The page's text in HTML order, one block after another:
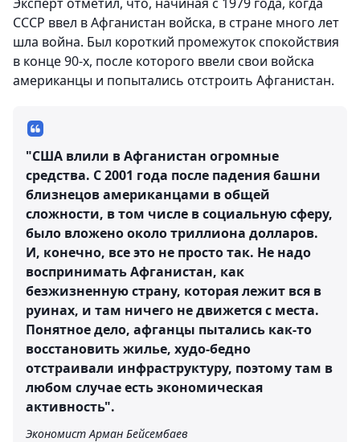
СССР ввел в Афганистан войска, в стране много лет
шла война. Был короткий промежуток спокойствия
в конце 90-х, после которого ввели свои войска
американцы и попытались отстроить Афганистан.
"США влили в Афганистан огромные
средства. С 2001 года после падения башни
близнецов американцами в общей
сложности, в том числе в социальную сферу,
было вложено около триллиона долларов.
И, конечно, все это не просто так. Не надо
воспринимать Афганистан, как
безжизненную страну, которая лежит вся в
руинах, и там ничего не движется с места.
Понятное дело, афганцы пытались как-то
восстановить жилье, худо-бедно
отстраивали инфраструктуру, поэтому там в
любом случае есть экономическая
активность".
Экономист Арман Бейсембаев